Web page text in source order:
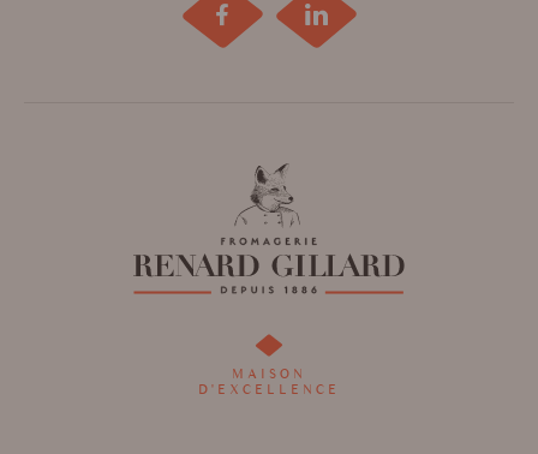
Retrouvez
Renard
Gillard
sur
Facebook
!
Retrouvez
!
MAISON
D'EXCELLENCE